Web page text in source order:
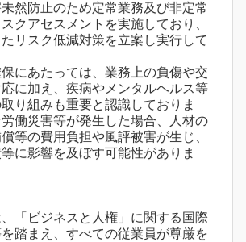
然防止のため定常業務及び非定常
クアセスメントを実施しており、
リスク低減対策を立案し実行して
にあたっては、業務上の負傷や交
に加え、疾病やメンタルヘルス等
り組みも重要と認識しておりま
働災害等が発生した場合、人材の
等の費用負担や風評被害が生じ、
に影響を及ぼす可能性がありま
「ビジネスと人権」に関する国際
踏まえ、すべての従業員が尊厳を